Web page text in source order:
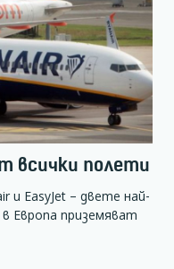
всички полети
и EasyJet – двете най-
Европа приземяват